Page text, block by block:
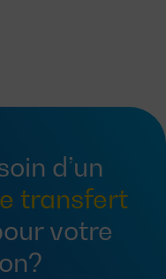
d’un
transfert
votre